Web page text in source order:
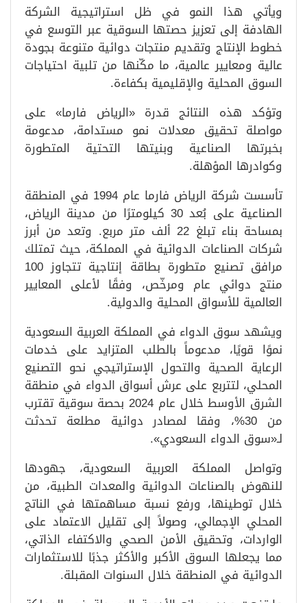
ويأتي هذا النمو في ظل استراتيجية الشركة
الهادفة إلى تعزيز حصتها السوقية عبر التوسع في
خطوط الإنتاج وتقديم منتجات دوائية متنوعة بجودة
عالية ومعايير عالمية، ما مكّنها من تلبية احتياجات
السوق المحلية والإقليمية بكفاءة.
وتؤكد هذه النتائج قدرة «الرياض فارما» على
مواصلة تحقيق معدلات نمو مستدامة، مدعومة
بخبرتها الصناعية وبنيتها التحتية المتطورة
وكوادرها المؤهلة.
تأسست شركة الرياض فارما عام 1994 في المنطقة
الصناعية على بُعد 30 كيلومترًا من مدينة الرياض،
بمساحة بناء تبلغ 22 ألف متر مربع. وتعد من أبرز
شركات الصناعات الدوائية في المملكة، حيث تمتلك
مرافق تصنيع متطورة بطاقة إنتاجية تتجاوز 100
منتج دوائي عام ومرخّص، وفقًا لأعلى المعايير
العالمية للأسواق المحلية والدولية.
ويشهد سوق الدواء في المملكة العربية السعودية
نموًا قويًا، مدعوماً بالطلب المتزايد على خدمات
الرعاية الصحية والتحول الإستراتيجي نحو التصنيع
المحلي، لتتربع على عرش أسواق الدواء في منطقة
الشرق الأوسط خلال عام 2024 بحصة سوقية تقترب
من 30%، وفقا لمصادر دوائية مطلعة تحدثت
لـ«سوق الدواء السعودي».
وتواصل المملكة العربية السعودية، جهودها
للنهوض بالصناعات الدوائية والمعدات الطبية، من
خلال توطينها، ورفع نسبة مساهمتها في الناتج
المحلي الإجمالي، وصولاً إلى تقليل الاعتماد على
الواردات، وتحقيق الأمن الصحي والاكتفاء الذاتي،
مما يجعلها السوق الأكبر والأكثر جذبًا للاستثمارات
الدوائية في المنطقة خلال السنوات المقبلة.